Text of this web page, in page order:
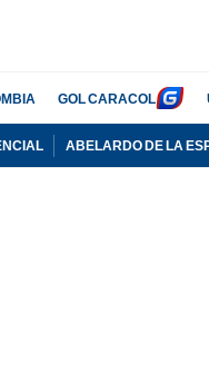
GOL CARACOL
ABELARDO DE LA